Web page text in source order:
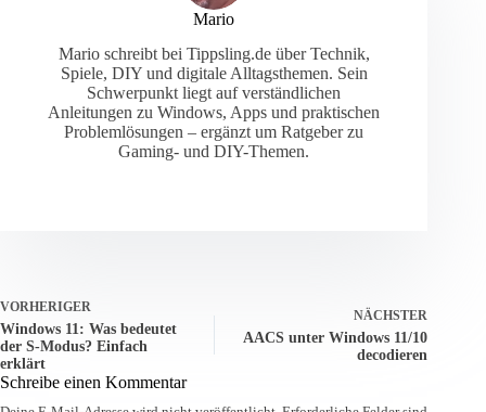
Mario
Mario schreibt bei Tippsling.de über Technik,
Spiele, DIY und digitale Alltagsthemen. Sein
Schwerpunkt liegt auf verständlichen
Anleitungen zu Windows, Apps und praktischen
Problemlösungen – ergänzt um Ratgeber zu
Gaming- und DIY-Themen.
VORHERIGER
Windows 11: Was bedeutet
der S-Modus? Einfach
erklärt
NÄCHSTER
AACS unter Windows 11/10
decodieren
Schreibe einen Kommentar